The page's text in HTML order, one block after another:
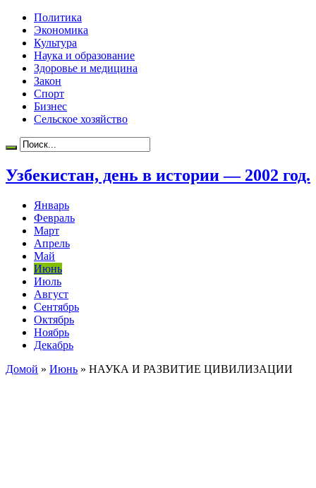
Политика
Экономика
Культура
Наука и образование
Здоровье и медицина
Закон
Спорт
Бизнес
Сельское хозяйство
Узбекистан, день в истории — 2002 год.
Январь
Февраль
Март
Апрель
Май
Июнь
Июль
Август
Сентябрь
Октябрь
Ноябрь
Декабрь
Домой » Июнь » НАУКА И РАЗВИТИЕ ЦИВИЛИЗАЦИИ